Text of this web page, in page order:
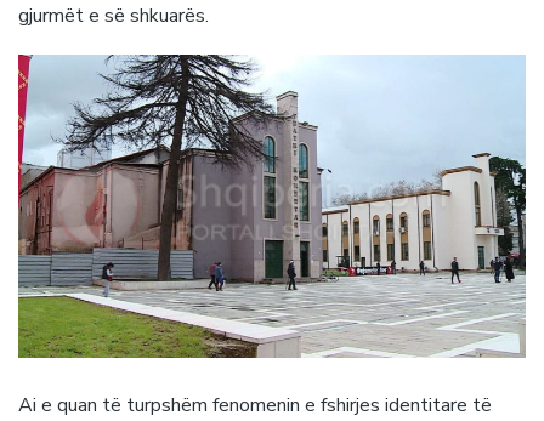
gjurmët e së shkuarës.
Ai e quan të turpshëm fenomenin e fshirjes identitare të